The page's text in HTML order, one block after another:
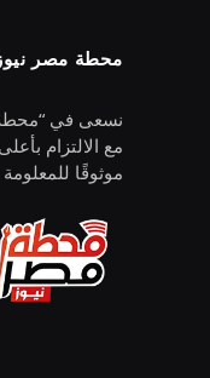
محطة مصر نيوز
نسعى في “محطة
مع الالتزام
موثوقًا